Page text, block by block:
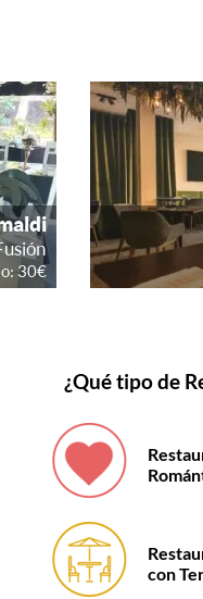
¿Qué tipo de
con